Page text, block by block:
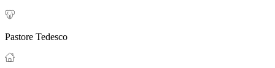
Pastore Tedesco